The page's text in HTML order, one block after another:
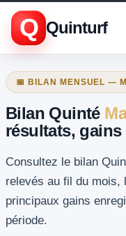
Q Quinturf
📅 BILAN MENSUEL —
Bilan Quinté
résultats,
Consultez le bilan
relevés au fil du mois,
principaux gains
période.